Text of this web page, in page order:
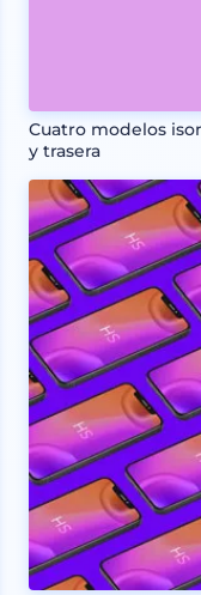
Cuatro modelos
y trasera